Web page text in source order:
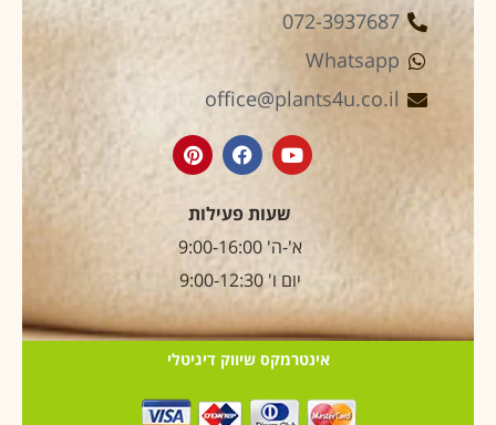
072-3937687
Whatsapp
office@plants4u.co.il
שעות פעילות
א'-ה' 9:00-16:00
יום ו' 9:00-12:30
אינטרמקס שיווק דיגיטלי